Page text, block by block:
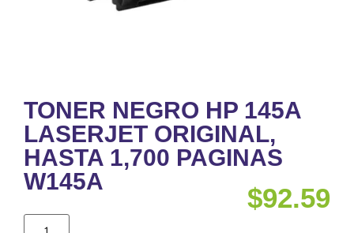
TONER NEGRO HP 145A
LASERJET ORIGINAL,
HASTA 1,700 PAGINAS
W145A
$92.59